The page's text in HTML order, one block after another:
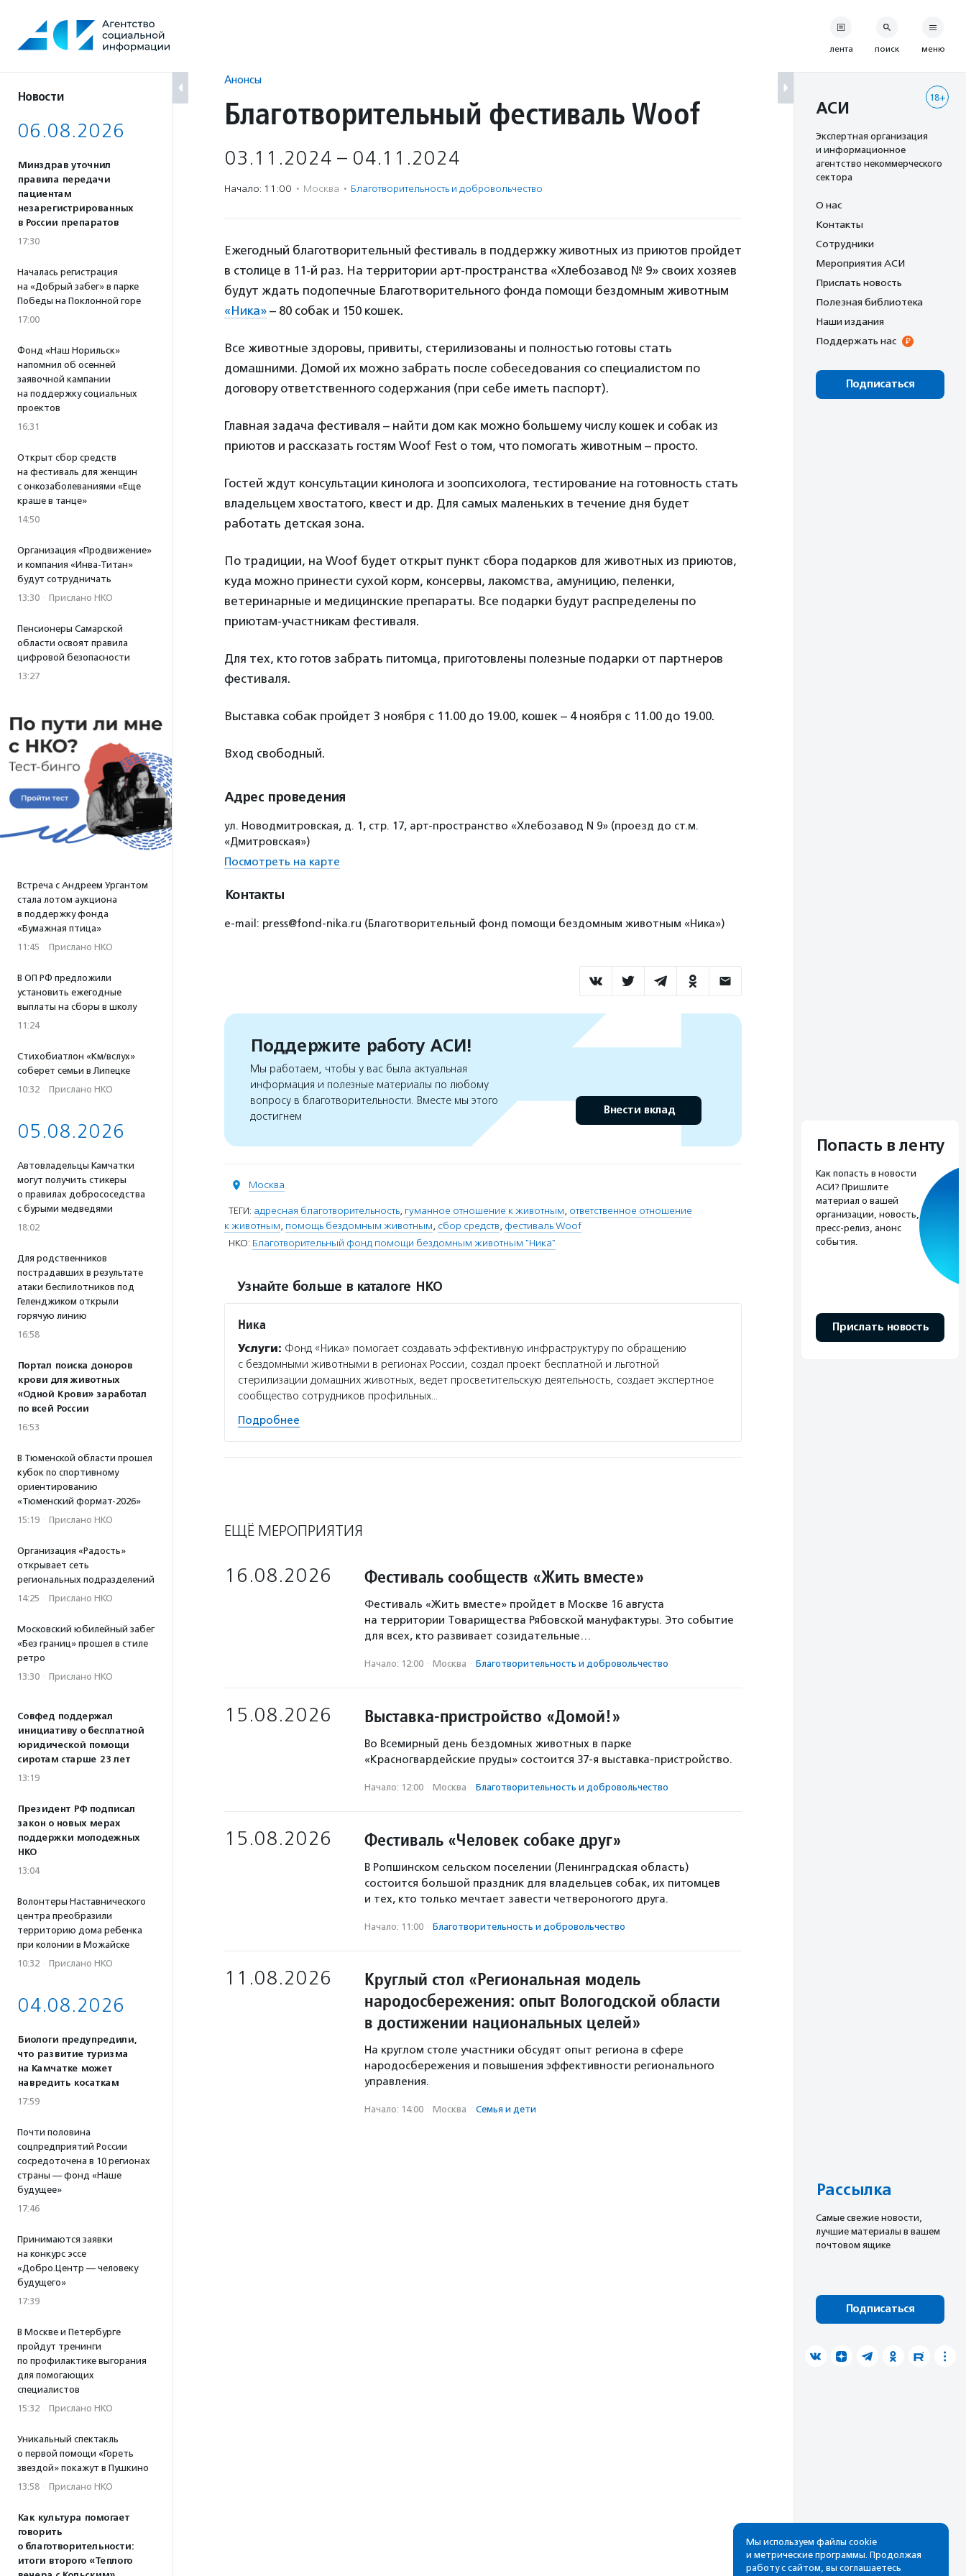
содержанию
Новости
06.08.2026
Минздрав уточнил
правила передачи
пациентам
незарегистрированных
в России препаратов
17:30
Началась регистрация
на «Добрый забег» в парке
Победы на Поклонной горе
17:00
Фонд «Наш Норильск»
напомнил об осенней
заявочной кампании
на поддержку социальных
проектов
16:31
Открыт сбор средств
на фестиваль для женщин
с онкозаболеваниями «Еще
краше в танце»
14:50
Организация «Продвижение»
и компания «Инва-Титан»
будут сотрудничать
13:30 · Прислано НКО
Пенсионеры Самарской
области освоят правила
цифровой безопасности
13:27
Встреча с Андреем Ургантом
стала лотом аукциона
в поддержку фонда
«Бумажная птица»
11:45 · Прислано НКО
В ОП РФ предложили
установить ежегодные
выплаты на сборы в школу
11:24
Стихобиатлон «Км/вслух»
соберет семьи в Липецке
10:32 · Прислано НКО
05.08.2026
Автовладельцы Камчатки
могут получить стикеры
о правилах добрососедства
с бурыми медведями
18:02
Для родственников
пострадавших в результате
атаки беспилотников под
Геленджиком открыли
горячую линию
16:58
Портал поиска доноров
крови для животных
«Одной Крови» заработал
по всей России
16:53
В Тюменской области прошел
кубок по спортивному
ориентированию
«Тюменский формат-2026»
15:19 · Прислано НКО
Организация «Радость»
открывает сеть
региональных подразделений
14:25 · Прислано НКО
Московский юбилейный забег
«Без границ» прошел в стиле
ретро
13:30 · Прислано НКО
Совфед поддержал
инициативу о бесплатной
юридической помощи
сиротам старше 23 лет
13:19
Президент РФ подписал
закон о новых мерах
поддержки молодежных
НКО
13:04
Волонтеры Наставнического
центра преобразили
территорию дома ребенка
при колонии в Можайске
10:32 · Прислано НКО
04.08.2026
Биологи предупредили,
что развитие туризма
на Камчатке может
навредить косаткам
17:59
Почти половина
соцпредприятий России
сосредоточена в 10 регионах
страны — фонд «Наше
будущее»
17:46
Принимаются заявки
на конкурс эссе
«Добро.Центр — человеку
будущего»
17:39
В Москве и Петербурге
пройдут тренинги
по профилактике выгорания
для помогающих
специалистов
15:32 · Прислано НКО
Уникальный спектакль
о первой помощи «Гореть
звездой» покажут в Пушкино
13:58 · Прислано НКО
Как культура помогает
говорить
о благотворительности:
итоги второго «Теплого
Анонсы
Благотворительный фестиваль Woof
03.11.2024 – 04.11.2024
Начало: 11:00 · Москва · Благотвори­тель­ность и доброволь­чест­во
Ежегодный благотворительный фестиваль в поддержку животных из приютов пройдет
в столице в 11-й раз. На территории арт-пространства «Хлебозавод № 9» своих хозяев
будут ждать подопечные Благотворительного фонда помощи бездомным животным
«Ника» – 80 собак и 150 кошек.
Все животные здоровы, привиты, стерилизованы и полностью готовы стать
домашними. Домой их можно забрать после собеседования со специалистом по
договору ответственного содержания (при себе иметь паспорт).
Главная задача фестиваля – найти дом как можно большему числу кошек и собак из
приютов и рассказать гостям Woof Fest о том, что помогать животным – просто.
Гостей ждут консультации кинолога и зоопсихолога, тестирование на готовность стать
владельцем хвостатого, квест и др. Для самых маленьких в течение дня будет
работать детская зона.
По традиции, на Woof будет открыт пункт сбора подарков для животных из приютов,
куда можно принести сухой корм, консервы, лакомства, амуницию, пеленки,
ветеринарные и медицинские препараты. Все подарки будут распределены по
приютам-участникам фестиваля.
Для тех, кто готов забрать питомца, приготовлены полезные подарки от партнеров
фестиваля.
Выставка собак пройдет 3 ноября с 11.00 до 19.00, кошек – 4 ноября с 11.00 до 19.00.
Вход свободный.
Адрес проведения
ул. Новодмитровская, д. 1, стр. 17, арт-пространство «Хлебозавод N 9» (проезд до ст.м.
«Дмитровская»)
Посмотреть на карте
Контакты
e-mail: press@fond-nika.ru (Благотворительный фонд помощи бездомным животным «Ника»)
Поддержите работу АСИ!
Мы работаем, чтобы у вас была актуальная
информация и полезные материалы по любому
вопросу в благотворительности. Вместе мы этого
достигнем
Внести вклад
Москва
ТЕГИ: адресная благотворительность, гуманное отношение к животным, ответственное отношение
к животным, помощь бездомным животным, сбор средств, фестиваль Woof
НКО: Благотворительный фонд помощи бездомным животным "Ника"
Узнайте больше в каталоге НКО
Ника
Услуги: Фонд «Ника» помогает создавать эффективную инфраструктуру по обращению
с бездомными животными в регионах России, создал проект бесплатной и льготной
стерилизации домашних животных, ведет просветительскую деятельность, создает экспертное
сообщество сотрудников профильных…
Подробнее
ЕЩЁ МЕРОПРИЯТИЯ
16.08.2026 Фестиваль сообществ «Жить вместе»
Фестиваль «Жить вместе» пройдет в Москве 16 августа
на территории Товарищества Рябовской мануфактуры. Это событие
для всех, кто развивает созидательные…
Начало: 12:00 · Москва · Благотвори­тель­ность и доброволь­чест­во
15.08.2026 Выставка-пристройство «Домой!»
Во Всемирный день бездомных животных в парке
«Красногвардейские пруды» состоится 37-я выставка-пристройство.
Начало: 12:00 · Москва · Благотвори­тель­ность и доброволь­чест­во
15.08.2026 Фестиваль «Человек собаке друг»
В Ропшинском сельском поселении (Ленинградская область)
состоится большой праздник для владельцев собак, их питомцев
и тех, кто только мечтает завести четвероногого друга.
Начало: 11:00 · Благотвори­тель­ность и доброволь­чест­во
11.08.2026
Круглый стол «Региональная модель
народосбережения: опыт Вологодской области
в достижении национальных целей»
На круглом столе участники обсудят опыт региона в сфере
народосбережения и повышения эффективности регионального
управления.
Начало: 14:00 · Москва · Семья и дети
лента поиск меню
18+
АСИ
Экспертная организация
и информационное
агентство некоммерческого
сектора
О нас
Контакты
Сотрудники
Мероприятия АСИ
Прислать новость
Полезная библиотека
Наши издания
Поддержать нас
Подписаться
Попасть в ленту
Как попасть в новости
АСИ? Пришлите
материал о вашей
организации, новость,
пресс-релиз, анонс
события.
Прислать новость
Рассылка
Cамые свежие новости,
лучшие материалы в вашем
почтовом ящике
Подписаться
Мы используем файлы cookie
и метрические программы. Продолжая
работу с сайтом, вы соглашаетесь